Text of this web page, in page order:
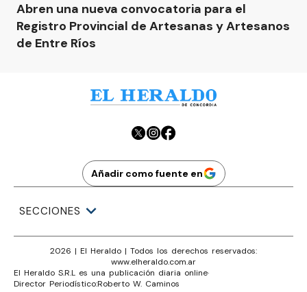
Abren una nueva convocatoria para el
Registro Provincial de Artesanas y Artesanos
de Entre Ríos
Añadir como fuente en
SECCIONES
2026 | El Heraldo | Todos los derechos reservados:
www.elheraldo.com.ar
El Heraldo S.R.L es una publicación diaria online·
Director Periodístico:Roberto W. Caminos